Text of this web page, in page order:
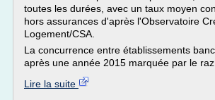
toutes les durées, avec un taux moyen
hors assurances d'après l'Observatoire
Logement/CSA.
La concurrence entre établissements
après une année 2015 marquée par le raz
Lire la suite